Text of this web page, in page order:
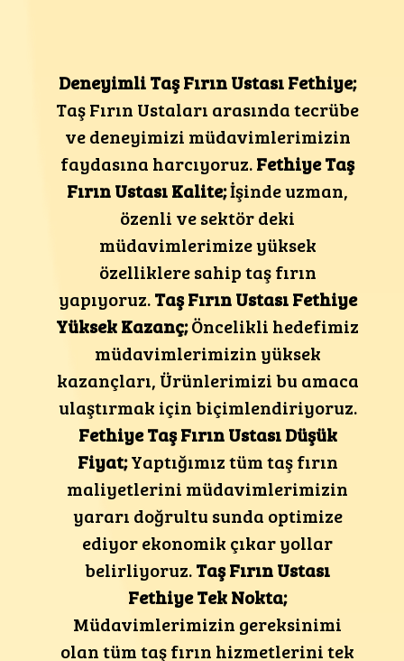
Deneyimli Taş Fırın Ustası Fethiye;
Taş Fırın Ustaları arasında tecrübe
ve deneyimizi müdavimlerimizin
faydasına harcıyoruz.Fethiye Taş
Fırın Ustası Kalite;İşinde uzman,
özenli ve sektör deki
müdavimlerimize yüksek
özelliklere sahip taş fırın
yapıyoruz.Taş Fırın Ustası Fethiye
Yüksek Kazanç;Öncelikli hedefimiz
müdavimlerimizin yüksek
kazançları, Ürünlerimizi bu amaca
ulaştırmak için biçimlendiriyoruz.
FethiyeTaş Fırın UstasıDüşük
Fiyat;Yaptığımız tüm taş fırın
maliyetlerini müdavimlerimizin
yararı doğrultu sunda optimize
ediyor ekonomik çıkar yollar
belirliyoruz.Taş Fırın Ustası
FethiyeTek Nokta;
Müdavimlerimizin gereksinimi
olan tüm taş fırın hizmetlerini tek